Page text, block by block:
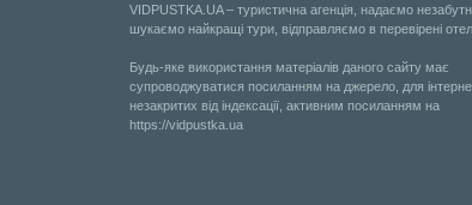
VIDPUSTKA.UA – туристична агенція, надаємо
шукаємо найкращі тури, відправляємо в перевірені
Будь-яке використання матеріалів даного сайту має
супроводжуватися посиланням на джерело, для
незакритих від індексації, активним посиланням на
https://vidpustka.ua